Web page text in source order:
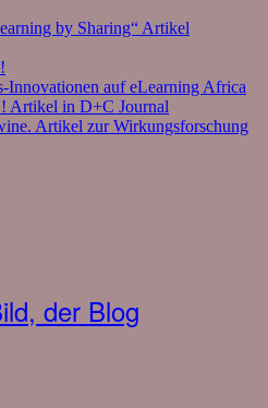
by Sharing“ Artikel
Innovationen auf eLearning Africa
Artikel in D+C Journal
Artikel zur Wirkungsforschung
der Blog